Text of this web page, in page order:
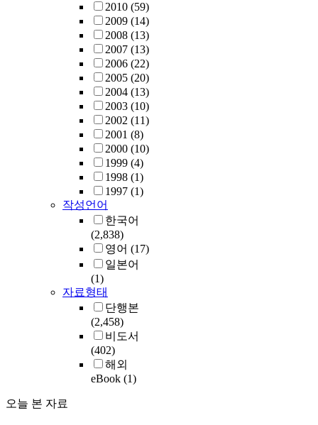
2010 (59)
2009 (14)
2008 (13)
2007 (13)
2006 (22)
2005 (20)
2004 (13)
2003 (10)
2002 (11)
2001 (8)
2000 (10)
1999 (4)
1998 (1)
1997 (1)
작성언어
한국어
(2,838)
영어 (17)
일본어
(1)
자료형태
단행본
(2,458)
비도서
(402)
해외
eBook (1)
오늘 본 자료